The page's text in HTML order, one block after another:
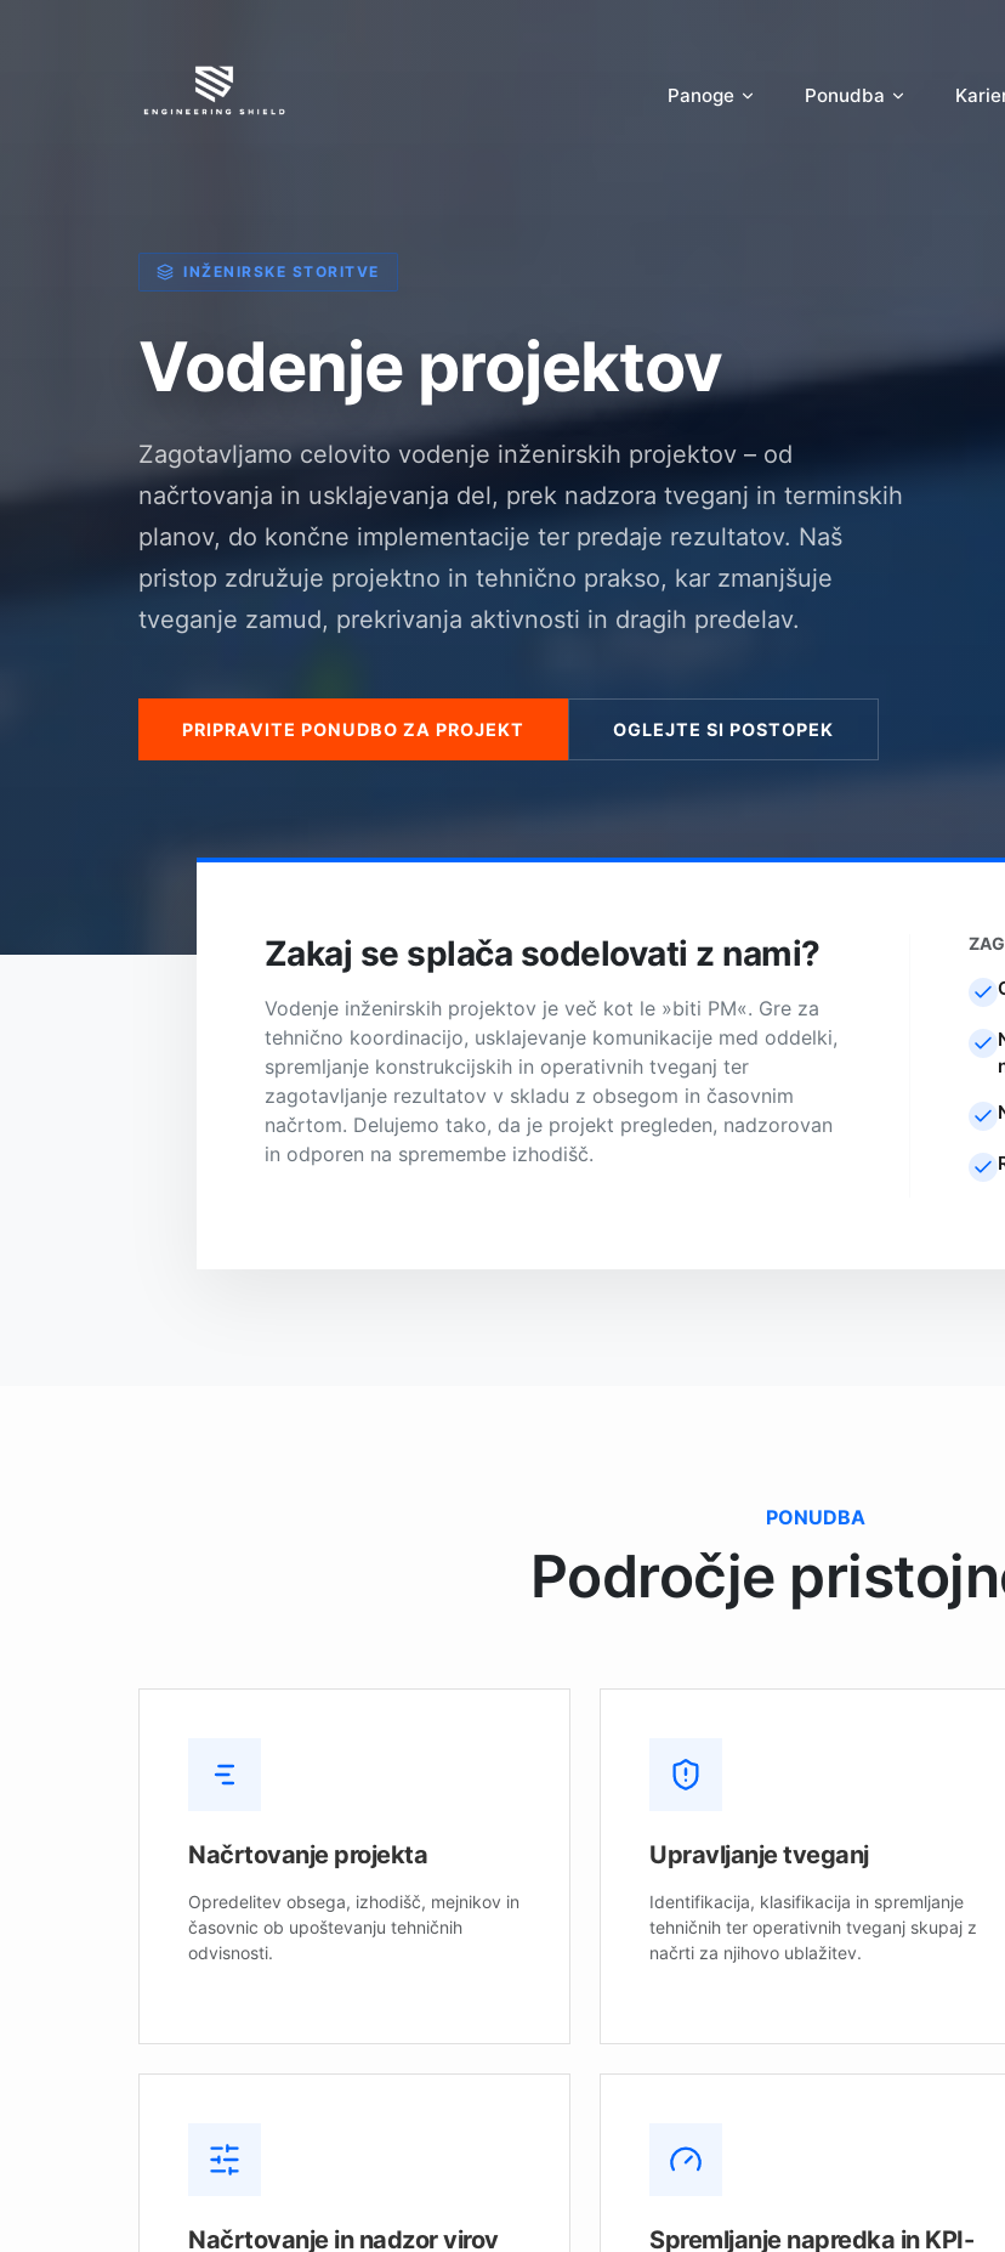
Panoge Ponudba
INŽENIRSKE STORITVE
Vodenje projektov
Zagotavljamo celovito vodenje inženirskih projektov – od
načrtovanja in usklajevanja del, prek nadzora tveganj in terminskih
planov, do končne implementacije ter predaje rezultatov. Naš
pristop združuje projektno in tehnično prakso, kar zmanjšuje
tveganje zamud, prekrivanja aktivnosti in dragih predelav.
PRIPRAVITE PONUDBO ZA PROJEKT OGLEJTE SI POSTOPEK
Zakaj se splača sodelovati z nami?
Vodenje inženirskih projektov je več kot le »biti PM«. Gre za
tehnično koordinacijo, usklajevanje komunikacije med oddelki,
spremljanje konstrukcijskih in operativnih tveganj ter
zagotavljanje rezultatov v skladu z obsegom in časovnim
načrtom. Delujemo tako, da je projekt pregleden, nadzorovan
in odporen na spremembe izhodišč.
PONUDBA
Področje
Načrtovanje projekta
Opredelitev obsega, izhodišč, mejnikov in
časovnic ob upoštevanju tehničnih
odvisnosti.
Upravljanje tveganj
Identifikacija, klasifikacija in spremljanje
tehničnih ter operativnih tveganj skupaj z
načrti za njihovo ublažitev.
Načrtovanje in nadzor virov
Spremljanje napredka in KPI-